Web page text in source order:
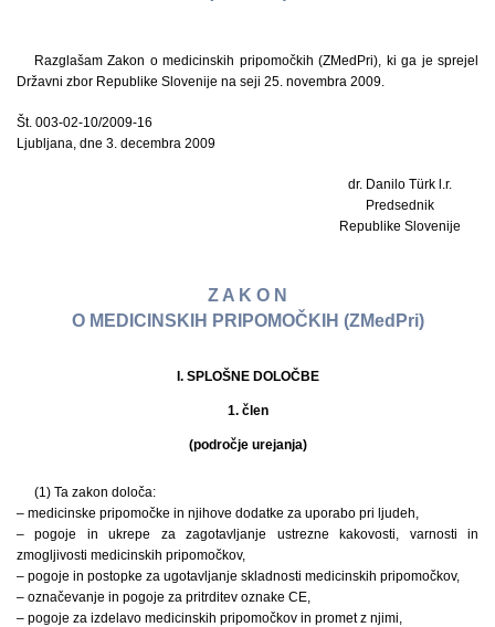
Razglašam Zakon o medicinskih pripomočkih (ZMedPri), ki ga je sprejel
Državni zbor Republike Slovenije na seji 25. novembra 2009.
Št. 003-02-10/2009-16
Ljubljana, dne 3. decembra 2009
dr. Danilo Türk l.r.
Predsednik
Republike Slovenije
Z A K O N
O MEDICINSKIH PRIPOMOČKIH (ZMedPri)
I. SPLOŠNE DOLOČBE
1. člen
(področje urejanja)
(1) Ta zakon določa:
– medicinske pripomočke in njihove dodatke za uporabo pri ljudeh,
– pogoje in ukrepe za zagotavljanje ustrezne kakovosti, varnosti in
zmogljivosti medicinskih pripomočkov,
– pogoje in postopke za ugotavljanje skladnosti medicinskih pripomočkov,
– označevanje in pogoje za pritrditev oznake CE,
– pogoje za izdelavo medicinskih pripomočkov in promet z njimi,